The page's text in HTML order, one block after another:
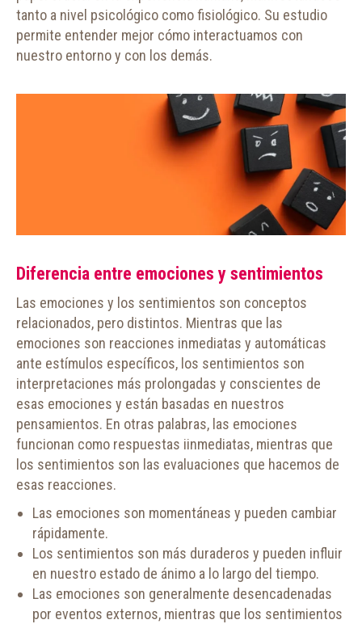
tanto a nivel psicológico como fisiológico. Su estudio
permite entender mejor cómo interactuamos con
nuestro entorno y con los demás.
Diferencia entre emociones y sentimientos
Las emociones y los sentimientos son conceptos
relacionados, pero distintos. Mientras que las
emociones son reacciones inmediatas y automáticas
ante estímulos específicos, los sentimientos son
interpretaciones más prolongadas y conscientes de
esas emociones y están basadas en nuestros
pensamientos. En otras palabras, las emociones
funcionan como respuestas iinmediatas, mientras que
los sentimientos son las evaluaciones que hacemos de
esas reacciones.
Las emociones son momentáneas y pueden cambiar
rápidamente.
Los sentimientos son más duraderos y pueden influir
en nuestro estado de ánimo a lo largo del tiempo.
Las emociones son generalmente desencadenadas
por eventos externos, mientras que los sentimientos